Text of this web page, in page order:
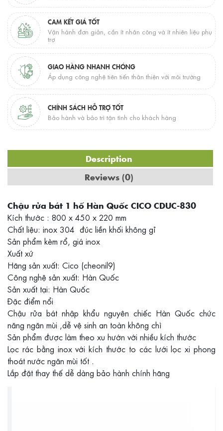
CAM KẾT GIÁ TỐT
Vận hành đơn giản, cần ít nhân công và ít nhiên liệu phụ
trợ
GIAO HÀNG NHANH CHÓNG
Áp dụng công nghệ tiên tiến thân thiện với môi trường
CHÍNH SÁCH HỖ TRỢ TỐT
Bảo hành và bảo trì tận tình cho khách hàng
Description
Reviews (0)
Chậu rửa bát 1 hố Hàn Quốc CICO CDUC-830
Kích thước : 800 x 450 x 220 mm
Chất liệu: inox 304 đúc liền khối không gỉ
Sản phẩm kèm rổ, giá inox
Xuất xứ
Hãng sản xuất: Cico (cheonil9)
Công nghệ sản xuất: Hàn Quốc
Sản xuất tại: Hàn Quốc
Đặc điểm nổi
Chậu rửa bát nhập khẩu nguyên chiếc Hàn Quốc chức
năng ngăn mùi ,dễ vệ sinh an toàn không chì
Sản phẩm được làm theo xu hướn với nhiều kích thước
Lọc rác bằng inox với kích thước to các lưới lọc xi phong
thoát nước ngăn mùi tốt .
Lắp đặt thay thế dễ dàng bảo hành chính hãng